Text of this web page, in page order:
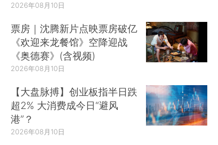
2026年08月10日
票房｜沈腾新片点映票房破亿
《欢迎来龙餐馆》空降迎战
《奥德赛》(含视频)
2026年08月10日
【大盘脉搏】创业板指半日跌
超2% 大消费成今日“避风
港”？
2026年08月10日